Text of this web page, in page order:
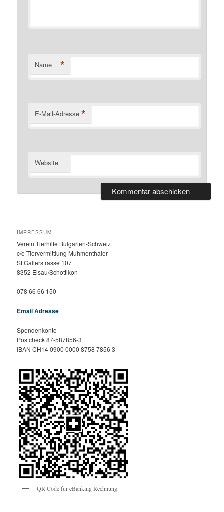
Name *
E-Mail-Adresse *
Website
IMPRESSUM
Verein Tierhilfe Bulgarien-Schweiz
c/o Tiervermittlung Muhmenthaler
St.Gallerstrasse 107
8352 Elsau/Schottikon
078 66 66 150
Email Adresse
Spendenkonto
Postcheck 87-587856-3
IBAN CH14 0900 0000 8758 7856 3
QR Code für eBanking Rechnung